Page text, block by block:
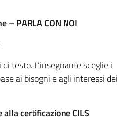
– PARLA CON NOI
testo. L’insegnante sceglie i
ai bisogni e agli interessi dei
certificazione CILS